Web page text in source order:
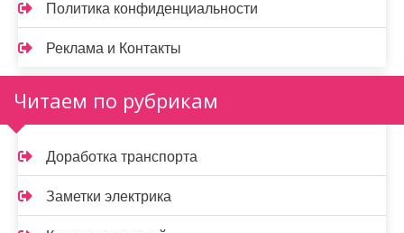
Политика конфиденциальности
Реклама и Контакты
Читаем по рубрикам
Доработка транспорта
Заметки электрика